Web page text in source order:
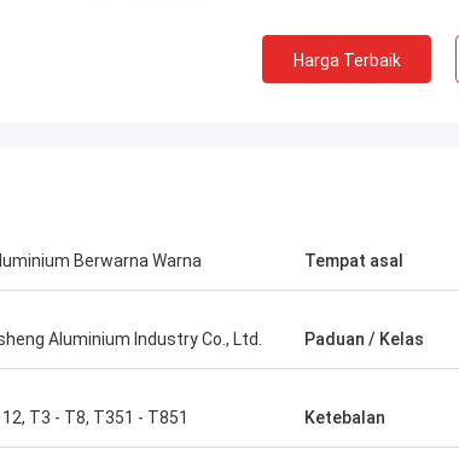
dari
Martin
Yongsheng Aluminium, kami merasa
sangat mudah, karena waktu
Harga Terbaik
Berwarna Warna Tempat asal
Aluminium Industry Co., Ltd. Paduan / Kelas
T3 - T8, T351 - T851 Ketebalan